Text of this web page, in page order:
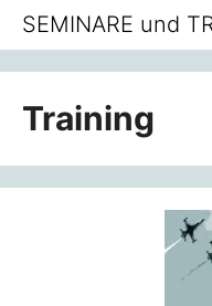
Zum
springen
SEMINARE und
Training